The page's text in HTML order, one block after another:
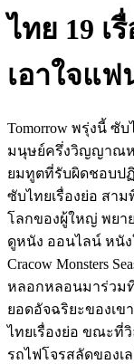
ไทย 19 เ
เอาใจแ
Tomorrow พรุ่งนี้ ซั
มนุษย์ครึ่งวิญญาณห
ยมทูตที่รับผิดชอบป
ซับไทยเรื่องย่อ สา
โลกของผู้ใหญ่ พยา
ดูหนัง ออนไลน์ หนัง
Cracow Monsters
หลอกหลอนมาร่วม
ยอดอัจฉริยะของเข
ไทยเรื่องย่อ ขณะที่
รถไฟโจรสลัดของ